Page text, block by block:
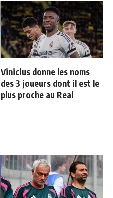
Vinicius donne les noms
des 3 joueurs dont il est le
plus proche au Real